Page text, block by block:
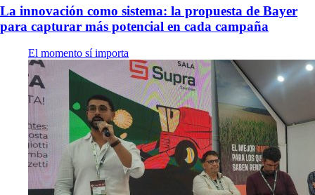
La innovación como sistema: la propuesta de Bayer
para capturar más potencial en cada campaña
El momento sí importa